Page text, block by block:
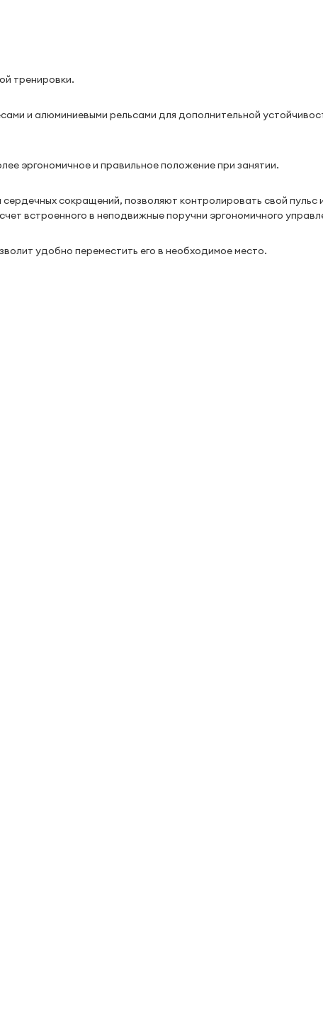
тренировки.
и алюминиевыми рельсами для дополнительной
эргономичное и правильное положение при занятии.
сокращений, позволяют контролировать свой пульс
встроенного в неподвижные поручни эргономичного
удобно переместить его в необходимое место.